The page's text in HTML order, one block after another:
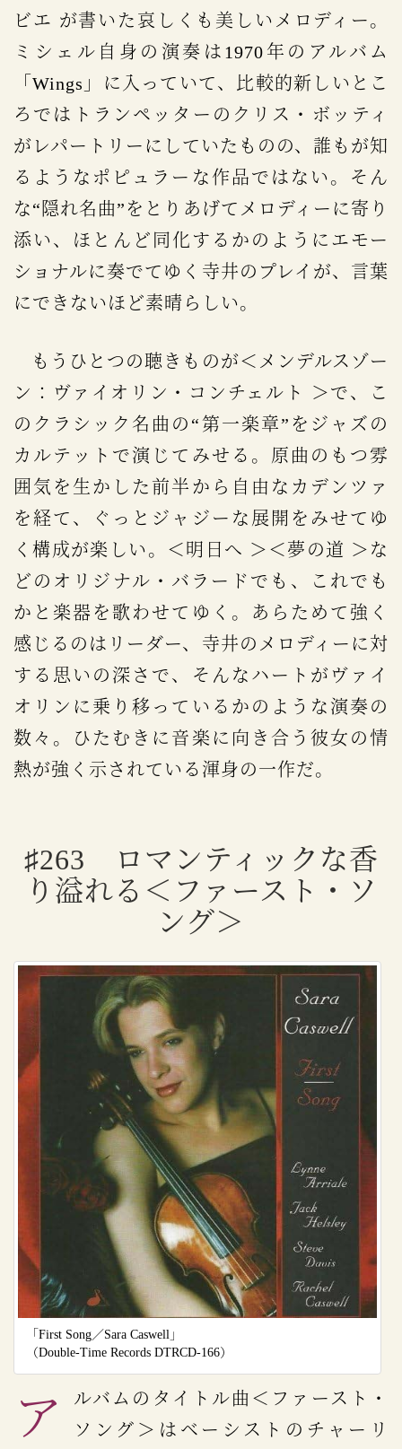
ビエ が書いた哀しくも美しいメロディー。
ミシェル自身の演奏は1970年のアルバム
「Wings」に入っていて、比較的新しいとこ
ろではトランペッターのクリス・ボッティ
がレパートリーにしていたものの、誰もが知
るようなポピュラーな作品ではない。そん
な“隠れ名曲”をとりあげてメロディーに寄り
添い、ほとんど同化するかのようにエモー
ショナルに奏でてゆく寺井のプレイが、言葉
にできないほど素晴らしい。
もうひとつの聴きものが＜メンデルスゾー
ン：ヴァイオリン・コンチェルト ＞で、こ
のクラシック名曲の“第一楽章”をジャズの
カルテットで演じてみせる。原曲のもつ雰
囲気を生かした前半から自由なカデンツァ
を経て、ぐっとジャジーな展開をみせてゆ
く構成が楽しい。＜明日へ ＞＜夢の道 ＞な
どのオリジナル・バラードでも、これでも
かと楽器を歌わせてゆく。あらためて強く
感じるのはリーダー、寺井のメロディーに対
する思いの深さで、そんなハートがヴァイ
オリンに乗り移っているかのような演奏の
数々。ひたむきに音楽に向き合う彼女の情
熱が強く示されている渾身の一作だ。
♯263 ロマンティックな香
り溢れる＜ファースト・ソ
ング＞
「First Song／Sara Caswell」
（Double-Time Records DTRCD-166）
アルバムのタイトル曲＜ファースト・
ソング＞はベーシストのチャーリ